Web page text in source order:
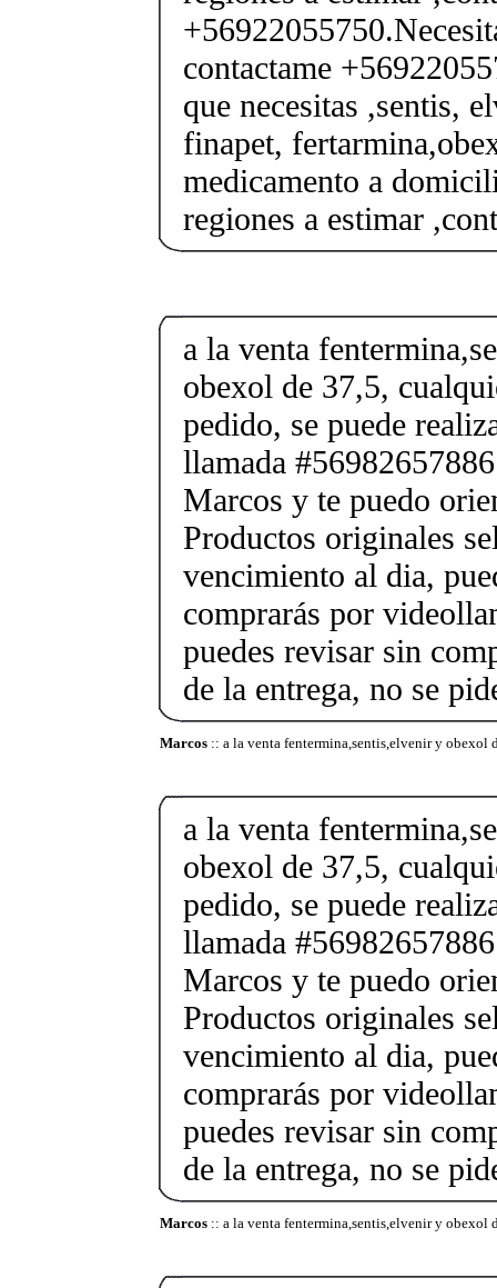
contactame
que necesitas ,sentis,
finapet,
medicamento a
regiones a estimar
a la venta
obexol de 37,5,
pedido, se puede
llamada
Marcos y te puedo
Productos originales
vencimiento al dia,
comprarás por
puedes revisar sin
de la entrega, no se
Marcos:: a la venta fentermina,sentis,elvenir y obexol
a la venta
obexol de 37,5,
pedido, se puede
llamada
Marcos y te puedo
Productos originales
vencimiento al dia,
comprarás por
puedes revisar sin
de la entrega, no se
Marcos:: a la venta fentermina,sentis,elvenir y obexol